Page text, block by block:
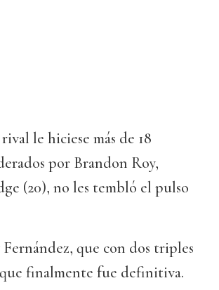
le hiciese más de 18
por Brandon Roy,
(20), no les tembló el pulso
que con dos triples
finalmente fue definitiva.